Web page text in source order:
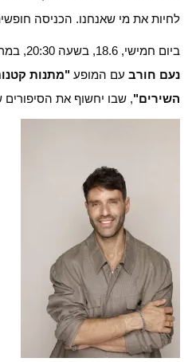
לחיות את מי שאנחנו. הכניסה
ביום חמישי, 18.6, בשעה 20:30, במרכז מטאור, יגיע הכותב והיוצר
נעם חורב עם המופע "מתנות
השירים", שבו יחשוף את